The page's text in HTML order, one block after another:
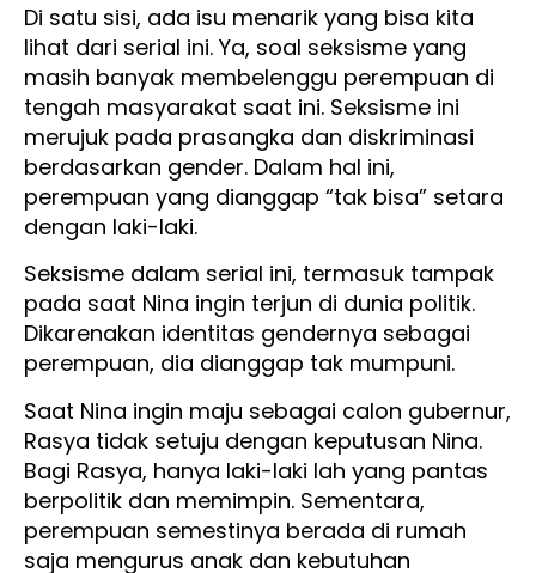
Di satu sisi, ada isu menarik yang bisa kita
lihat dari serial ini. Ya, soal seksisme yang
masih banyak membelenggu perempuan di
tengah masyarakat saat ini. Seksisme ini
merujuk pada prasangka dan diskriminasi
berdasarkan gender. Dalam hal ini,
perempuan yang dianggap “tak bisa” setara
dengan laki-laki.
Seksisme dalam serial ini, termasuk tampak
pada saat Nina ingin terjun di dunia politik.
Dikarenakan identitas gendernya sebagai
perempuan, dia dianggap tak mumpuni.
Saat Nina ingin maju sebagai calon gubernur,
Rasya tidak setuju dengan keputusan Nina.
Bagi Rasya, hanya laki-laki lah yang pantas
berpolitik dan memimpin. Sementara,
perempuan semestinya berada di rumah
saja mengurus anak dan kebutuhan